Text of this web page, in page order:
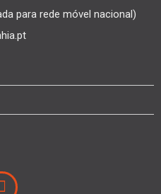
para rede móvel nacional)